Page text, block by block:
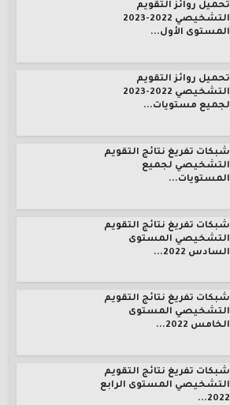
تحميل روائز التقويم
التشخيصي 2022-2023
المستوى الأول...
تحميل روائز التقويم
التشخيصي 2022-2023
لجميع مستويات...
شبكات تفريغ نتائج التقويم
التشخيصي لجميع
المستويات...
شبكات تفريغ نتائج التقويم
التشخيصي المستوى
السادس 2022...
شبكات تفريغ نتائج التقويم
التشخيصي المستوى
الخامس 2022...
شبكات تفريغ نتائج التقويم
التشخيصي المستوى الرابع
2022...